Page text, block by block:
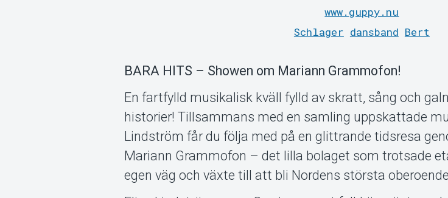
www.guppy.nu
Schlager dansband Bert
BARA HITS – Showen om Mariann Grammofon!
En fartfylld musikalisk kväll fylld av skratt, sång och
historier! Tillsammans med en samling uppskattade
Lindström får du följa med på en glittrande tidsresa
Mariann Grammofon – det lilla bolaget som trotsade
egen väg och växte till att bli Nordens största